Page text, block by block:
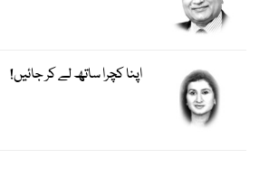
اپنا کچرا ساتھ لے کر جائیں!